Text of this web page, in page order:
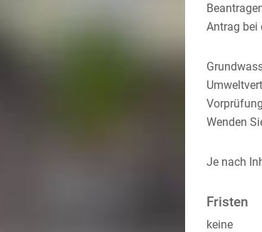
Antrag bei
Wenden
Je nach
Fristen
keine